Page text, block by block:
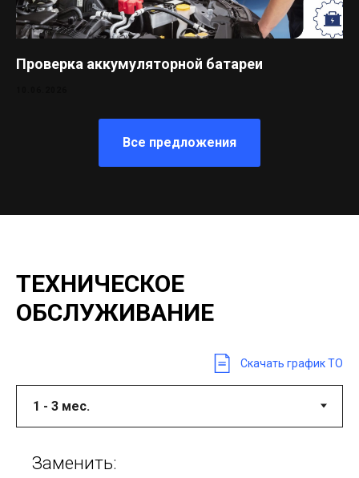
Проверка аккумуляторной батареи
Все предложения
ТЕХНИЧЕСКОЕ
ОБСЛУЖИВАНИЕ
Скачать график ТО
Заменить: